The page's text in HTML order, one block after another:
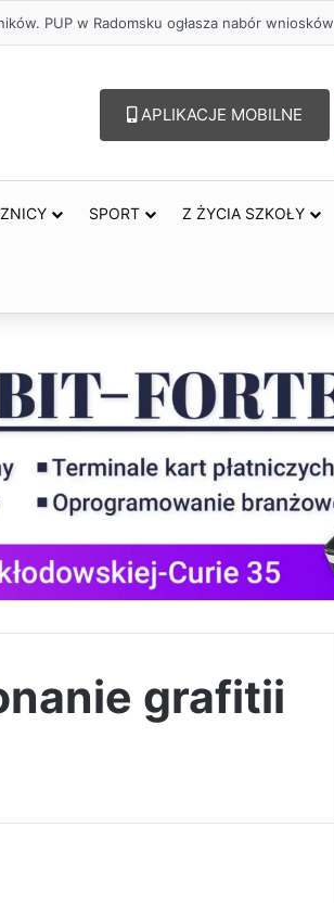
PUP w Radomsku ogłasza nabór wniosków
APLIKACJE MOBILNE
SPORT Z ŻYCIA SZKOŁY
grafitii